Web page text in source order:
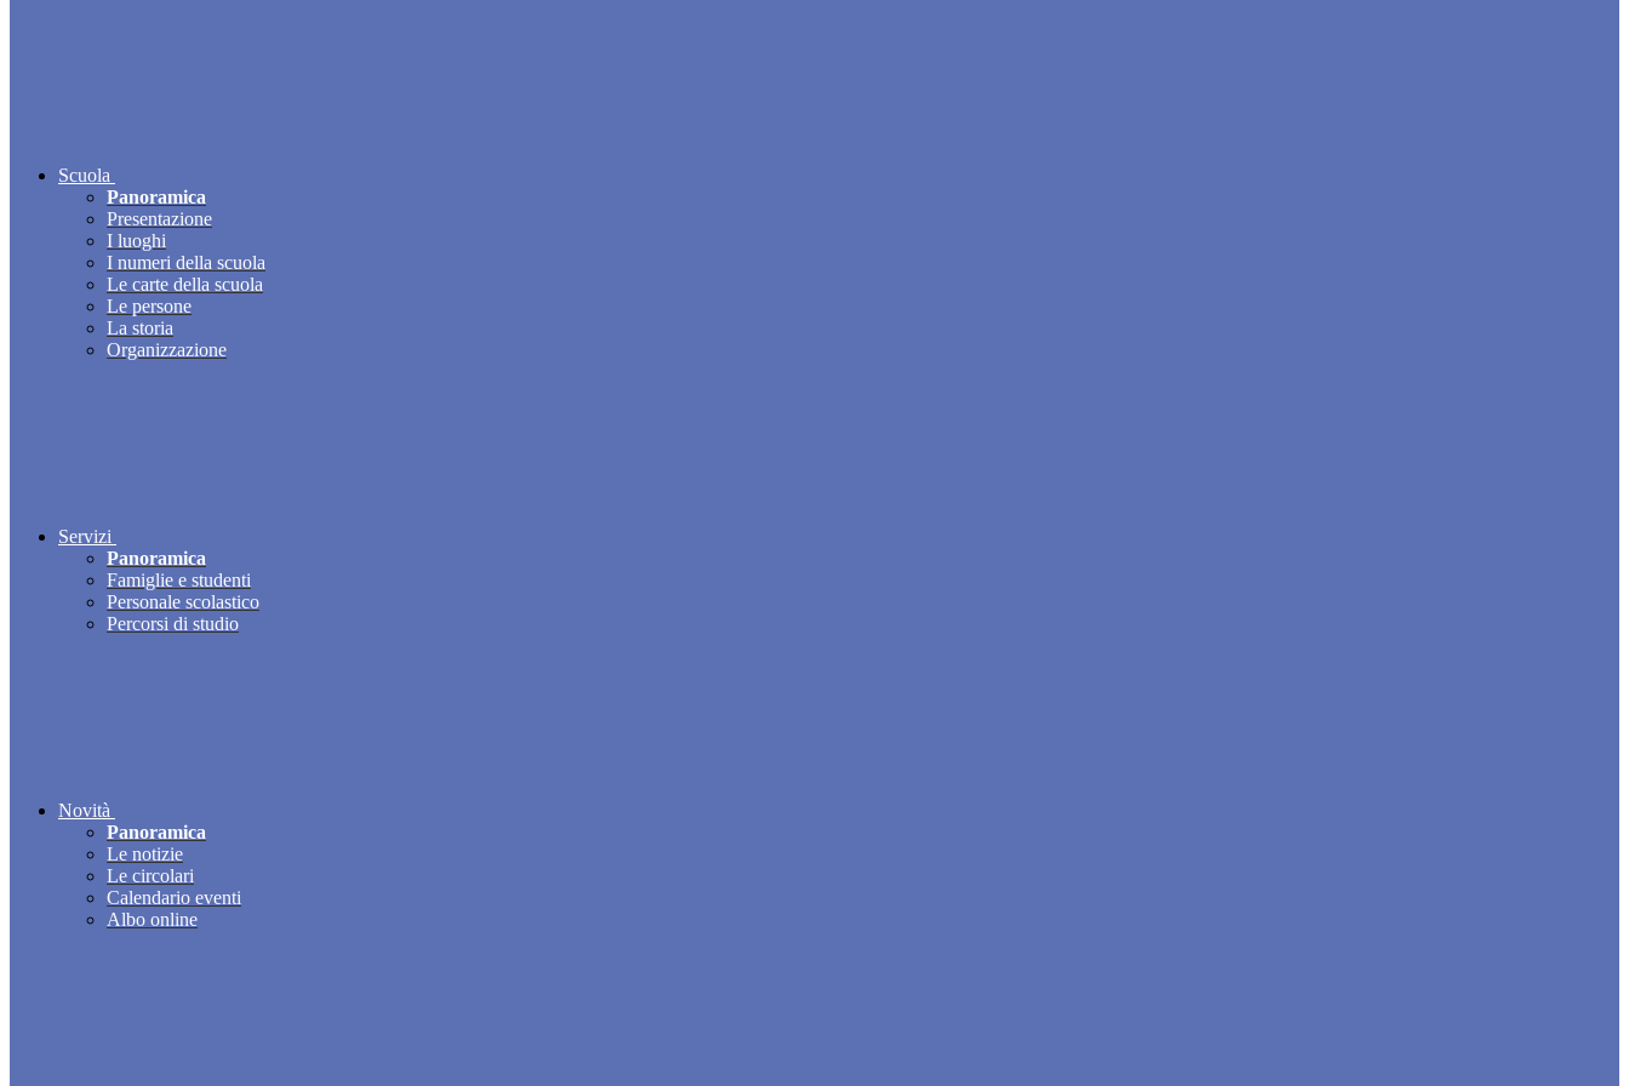
Scuola
Panoramica
Presentazione
I luoghi
I numeri della scuola
Le carte della scuola
Le persone
La storia
Organizzazione
Servizi
Panoramica
Famiglie e studenti
Personale scolastico
Percorsi di studio
Novità
Panoramica
Le notizie
Le circolari
Calendario eventi
Albo online